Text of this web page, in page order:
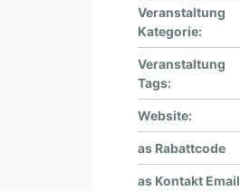
Veranstaltung
Kategorie:
Veranstaltung
Tags:
Website:
as Rabattcode
as Kontakt Email